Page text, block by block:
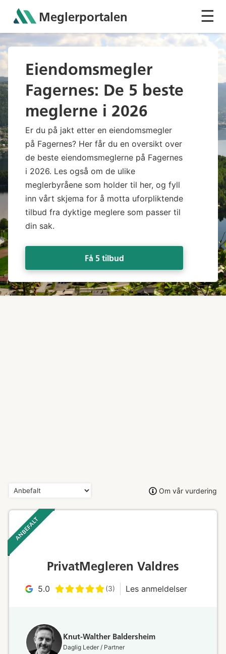
Meglerportalen ☰
Eiendomsmegler
Fagernes: De 5 beste
meglerne i 2026
Er du på jakt etter en eiendomsmegler
på Fagernes? Her får du en oversikt over
de beste eiendomsmeglerne på Fagernes
i 2026. Les også om de ulike
meglerbyråene som holder til her, og fyll
inn vårt skjema for å motta uforpliktende
tilbud fra dyktige meglere som passer til
din sak.
Få 5 tilbud
Om vår vurdering
ANBEFALT ‎ ‎ ‎
PrivatMegleren Valdres
5.0 (3) Les anmeldelser
Knut-Walther Baldersheim
Daglig Leder / Partner